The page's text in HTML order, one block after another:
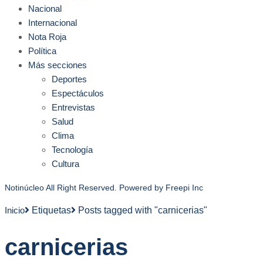
Nacional
Internacional
Nota Roja
Política
Más secciones
Deportes
Espectáculos
Entrevistas
Salud
Clima
Tecnología
Cultura
Notinúcleo All Right Reserved. Powered by Freepi Inc
Inicio Etiquetas Posts tagged with "carnicerias"
carnicerias